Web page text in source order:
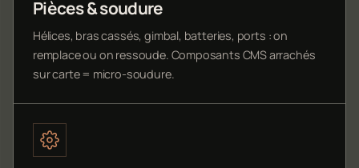
Pièces & soudure
Hélices, bras cassés, gimbal, batteries, ports : on
remplace ou on ressoude. Composants CMS arrachés
sur carte = micro-soudure.